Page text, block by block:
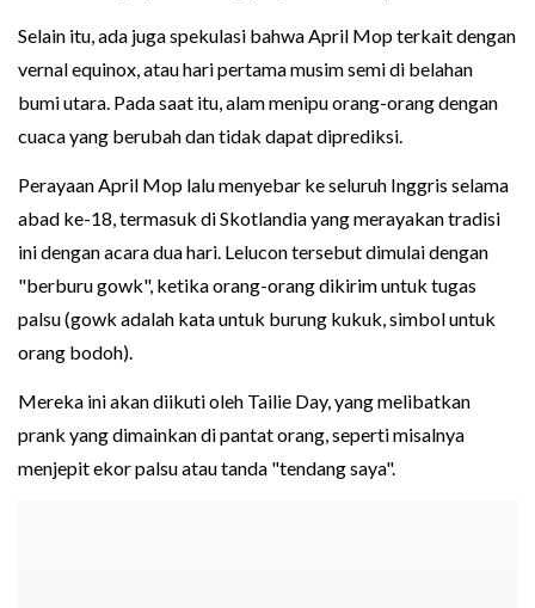
Selain itu, ada juga spekulasi bahwa April Mop terkait dengan
vernal equinox, atau hari pertama musim semi di belahan
bumi utara. Pada saat itu, alam menipu orang-orang dengan
cuaca yang berubah dan tidak dapat diprediksi.
Perayaan April Mop lalu menyebar ke seluruh Inggris selama
abad ke-18, termasuk di Skotlandia yang merayakan tradisi
ini dengan acara dua hari. Lelucon tersebut dimulai dengan
"berburu gowk", ketika orang-orang dikirim untuk tugas
palsu (gowk adalah kata untuk burung kukuk, simbol untuk
orang bodoh).
Mereka ini akan diikuti oleh Tailie Day, yang melibatkan
prank yang dimainkan di pantat orang, seperti misalnya
menjepit ekor palsu atau tanda "tendang saya".